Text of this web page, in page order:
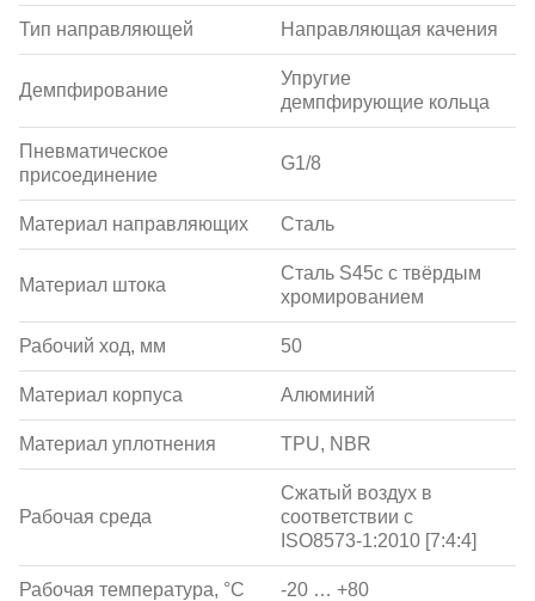
Тип направляющей Направляющая качения
Демпфирование
Упругие
демпфирующие кольца
Пневматическое
присоединение
G1/8
Материал направляющих Сталь
Материал штока
Сталь S45c с твёрдым
хромированием
Рабочий ход, мм 50
Материал корпуса Алюминий
Материал уплотнения TPU, NBR
Рабочая среда
Сжатый воздух в
соответствии с
ISO8573-1:2010 [7:4:4]
Рабочая температура, °С -20 … +80